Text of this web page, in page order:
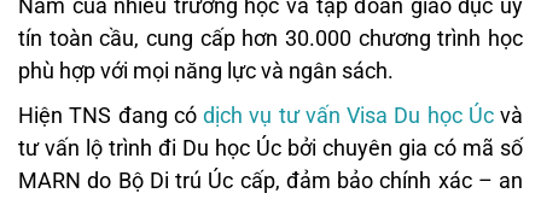
Nam của nhiều trường học và tập đoàn giáo dục uy
tín toàn cầu, cung cấp hơn 30.000 chương trình học
phù hợp với mọi năng lực và ngân sách.
Hiện TNS đang có dịch vụ tư vấn Visa Du học Úcvà
tư vấn lộ trình đi Du học Úc bởi chuyên gia có mã số
MARN do Bộ Di trú Úc cấp, đảm bảo chính xác – an